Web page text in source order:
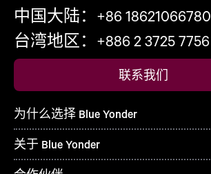
中国大陆：+86 18621066780
台湾地区：+886 2 3725 7756
联系我们
为什么选择 Blue Yonder
关于 Blue Yonder